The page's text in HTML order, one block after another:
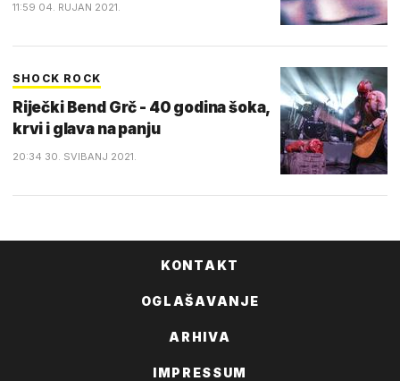
11:59 04. RUJAN 2021.
SHOCK ROCK
Riječki Bend Grč - 40 godina šoka,
krvi i glava na panju
20:34 30. SVIBANJ 2021.
KONTAKT
OGLAŠAVANJE
ARHIVA
IMPRESSUM